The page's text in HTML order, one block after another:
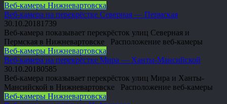
Веб-камеры Нижневартовска
Веб-камера на перекрёстке Северная — Пермская
30.10.20181 739
Веб-камера показывает перекрёсток улиц Северная и
Пермская в Нижневартовске Расположение веб-камеры
Веб-камеры Нижневартовска
Веб-камера на перекрёстке Мира — Ханты-Мансийской
30.10.20180585
Веб-камера показывает перекрёсток улиц Мира и Ханты-
Мансийской в Нижневартовске Расположение веб-камеры
Веб-камеры Нижневартовска